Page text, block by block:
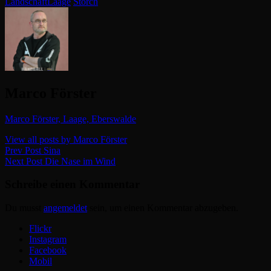
Marco Förster, Laage, Eberswalde
View all posts by Marco Förster
Beitragsnavigation
Previous
Post
Prev Post Sina
Next
Next Post Die Nase im Wind
angemeldet
Flickr
Instagram
Facebook
Mobil